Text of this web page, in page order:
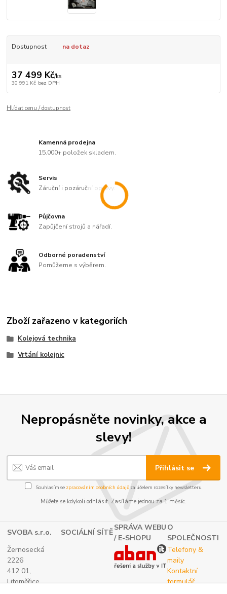
Dostupnost na dotaz
37 499 Kč/ks
30 991 Kč bez DPH
Hlídat cenu / dostupnost
Kamenná prodejna
15.000+ položek skladem.
Servis
Záruční i pozáruční opravy.
Půjčovna
Zapůjčení strojů a nářadí.
Odborné poradenství
Pomůžeme s výběrem.
Zboží zařazeno v kategoriích
Kolejová technika
Vrtání kolejnic
Nepropásněte novinky, akce a
slevy!
Přihlásit se
Souhlasím se zpracováním osobních údajůza účelem rozesílky newsletteru.
Můžete se kdykoli odhlásit. Zasíláme jednou za 1 měsíc.
SVOBA s.r.o. SOCIÁLNÍ SÍTĚ
SPRÁVA WEBU
/ E-SHOPU
O
SPOLEČNOSTI
Žernosecká
2226
412 01,
Litoměřice
Telefony &
maily
Kontaktní
formulář